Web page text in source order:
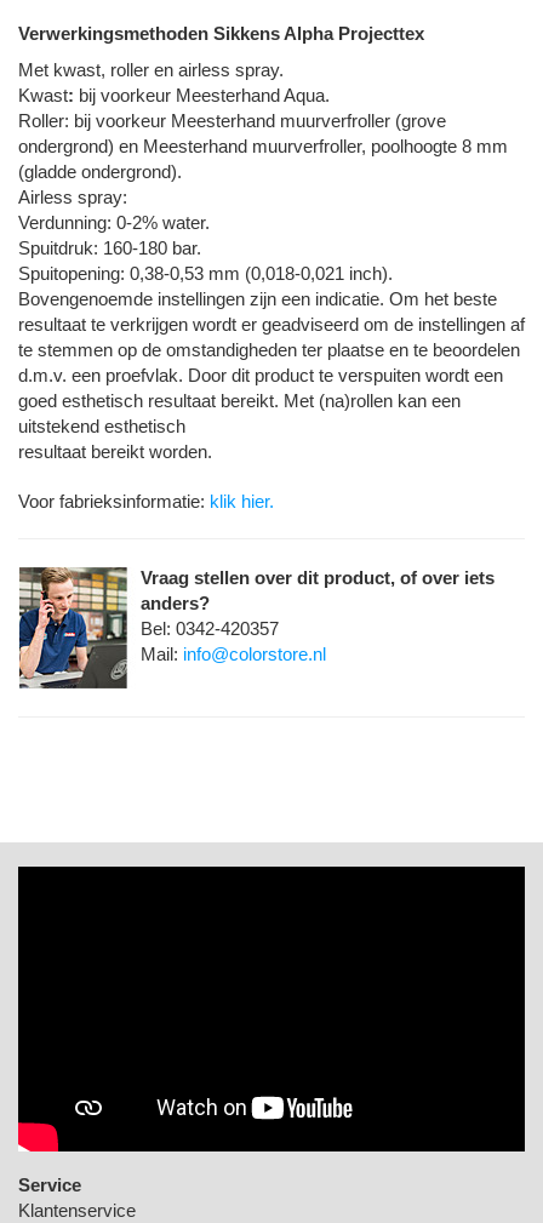
Verwerkingsmethoden Sikkens Alpha Projecttex
Met kwast, roller en airless spray.
Kwast: bij voorkeur Meesterhand Aqua.
Roller: bij voorkeur Meesterhand muurverfroller (grove
ondergrond) en Meesterhand muurverfroller, poolhoogte 8 mm
(gladde ondergrond).
Airless spray:
Verdunning: 0-2% water.
Spuitdruk: 160-180 bar.
Spuitopening: 0,38-0,53 mm (0,018-0,021 inch).
Bovengenoemde instellingen zijn een indicatie. Om het beste
resultaat te verkrijgen wordt er geadviseerd om de instellingen af
te stemmen op de omstandigheden ter plaatse en te beoordelen
d.m.v. een proefvlak. Door dit product te verspuiten wordt een
goed esthetisch resultaat bereikt. Met (na)rollen kan een
uitstekend esthetisch
resultaat bereikt worden.
Voor fabrieksinformatie: klik hier.
Vraag stellen over dit product, of over iets
anders?
Bel: 0342-420357
Mail: info@colorstore.nl
Service
Klantenservice